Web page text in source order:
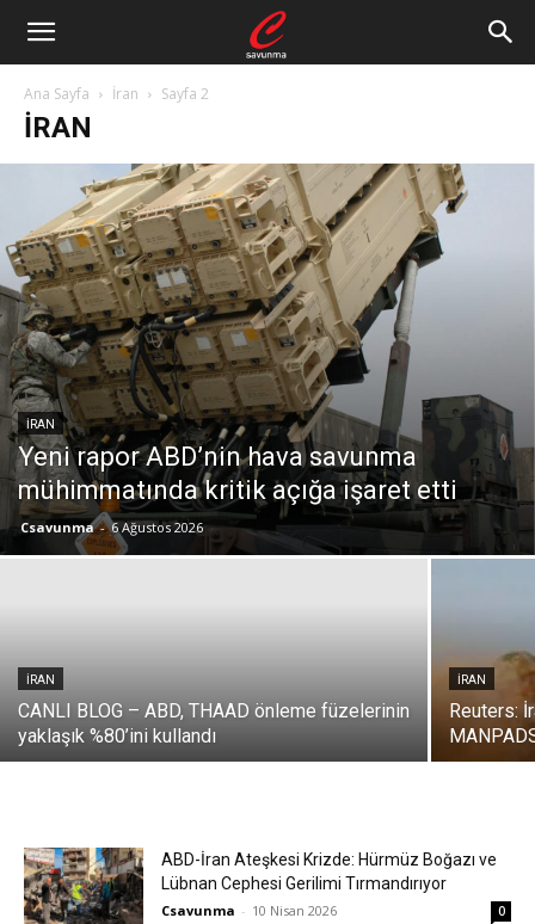
Ana Sayfa İran Sayfa 2
İRAN
İRAN
Yeni rapor ABD’nin hava savunma
mühimmatında kritik açığa işaret etti
Csavunma - 6 Ağustos 2026
İRAN
CANLI BLOG – ABD, THAAD önleme füzelerinin
yaklaşık %80’ini kullandı
İRAN
Reuters:
ABD-İran Ateşkesi Krizde: Hürmüz Boğazı ve
Lübnan Cephesi Gerilimi Tırmandırıyor
Csavunma - 10 Nisan 2026 0